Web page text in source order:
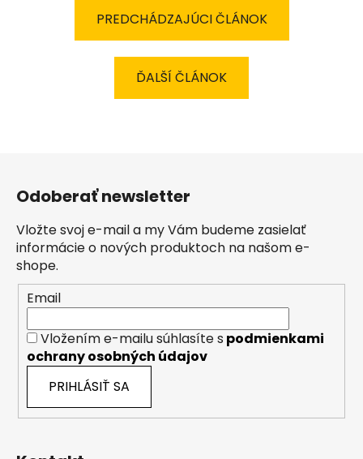
PREDCHÁDZAJÚCI ČLÁNOK
ĎALŠÍ ČLÁNOK
Odoberať newsletter
Vložte svoj e-mail a my Vám budeme zasielať
informácie o nových produktoch na našom e-
shope.
Email
Vložením e-mailu súhlasíte s podmienkami
ochrany osobných údajov
PRIHLÁSIŤ SA